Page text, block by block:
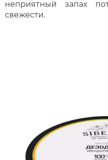
неприятный запах
свежести.